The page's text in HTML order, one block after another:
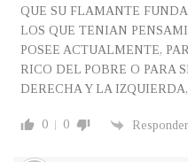
QUE SU FLAMANTE
LOS QUE TENIAN
POSEE ACTUALMENTE,
RICO DEL POBRE O PARA
DERECHA Y LA IZQUIERDA,
0 0 Responder